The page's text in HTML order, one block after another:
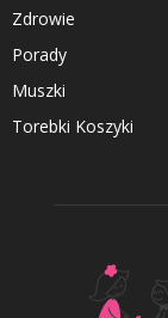
Zdrowie
Porady
Muszki
Torebki Koszyki